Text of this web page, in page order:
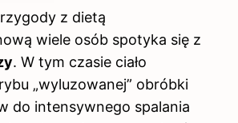
z dietą
wiele osób spotyka się z
. W tym czasie ciało
„wyluzowanej” obróbki
do intensywnego spalania